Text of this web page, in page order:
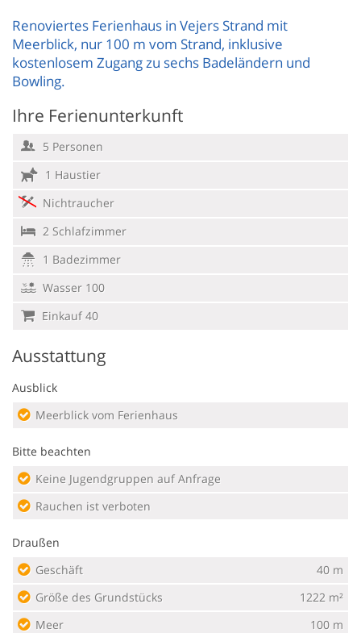
Renoviertes Ferienhaus in Vejers Strand mit
Meerblick, nur 100 m vom Strand, inklusive
kostenlosem Zugang zu sechs Badeländern und
Bowling.
Ihre Ferienunterkunft
5 Personen
1 Haustier
Nichtraucher
2 Schlafzimmer
1 Badezimmer
Wasser 100
Einkauf 40
Ausstattung
Ausblick
Meerblick vom Ferienhaus
Bitte beachten
Keine Jugendgruppen auf Anfrage
Rauchen ist verboten
Draußen
Geschäft
40 m
Größe des Grundstücks
1222 m²
Meer
100 m